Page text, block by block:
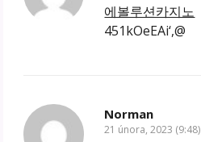
에볼루션카지노
451kOeEAi‘,@
Norman
21 února, 2023 (9:48)